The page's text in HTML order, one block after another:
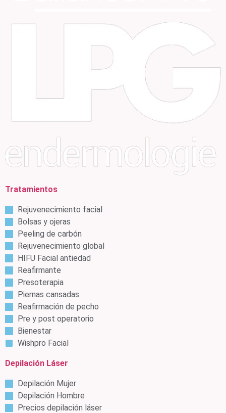
Tratamientos
Rejuvenecimiento facial
Bolsas y ojeras
Peeling de carbón
Rejuvenecimiento global
HIFU Facial antiedad
Reafirmante
Presoterapia
Piernas cansadas
Reafirmación de pecho
Pre y post operatorio
Bienestar
Wishpro Facial
Depilación Láser
Depilación Mujer
Depilación Hombre
Precios depilación láser